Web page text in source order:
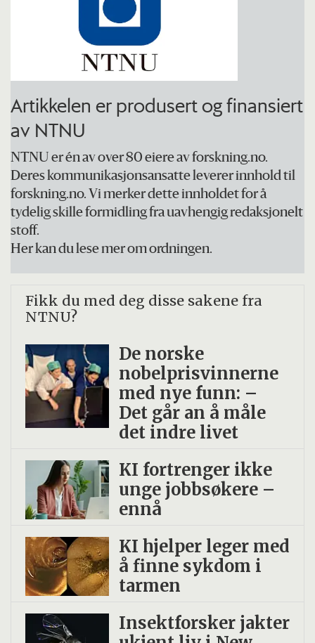
Artikkelen er produsert og finansiert
av NTNU
NTNU er én av over 80 eiere av forskning.no.
Deres kommunikasjonsansatte leverer innhold til
forskning.no. Vi merker dette innholdet for å
tydelig skille formidling fra uavhengig redaksjonelt
stoff.
Her kan du lese mer om ordningen.
Fikk du med deg disse sakene fra
NTNU?
De norske
nobelprisvinnerne
med nye funn: –
Det går an å måle
det indre livet
KI fortrenger ikke
unge jobbsøkere –
ennå
KI hjelper leger med
å finne sykdom i
tarmen
Insekt­forsker jakter